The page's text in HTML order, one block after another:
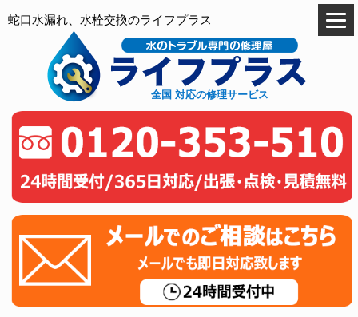
蛇口水漏れ、水栓交換のライフプラス
全国 対応の修理サービス